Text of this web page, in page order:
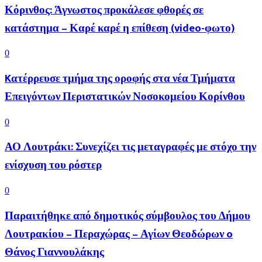
Κόρινθος: Άγνωστος προκάλεσε φθορές σε
κατάστημα – Καρέ καρέ η επίθεση (video-φωτο)
0
Kατέρρευσε τμήμα της οροφής στα νέα Τμήματα
Επειγόντων Περιστατικών Νοσοκομείου Κορίνθου
0
ΑΟ Λουτράκι: Συνεχίζει τις μεταγραφές με στόχο την
ενίσχυση του ρόστερ
0
Παραιτήθηκε από δημοτικός σύμβουλος του Δήμου
Λουτρακίου – Περαχώρας – Αγίων Θεοδώρων o
Θάνος Γιαννουλάκης